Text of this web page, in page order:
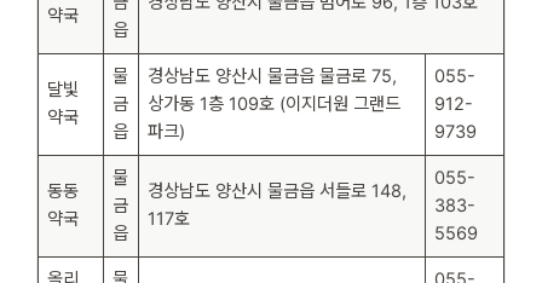
약국
읍
달빛
약국
물
금
읍
경상남도 양산시 물금읍 물금로 75,
상가동 1층 109호 (이지더원 그랜드
파크)
055-
912-
9739
동동
약국
물
금
읍
경상남도 양산시 물금읍 서들로 148,
117호
055-
383-
5569